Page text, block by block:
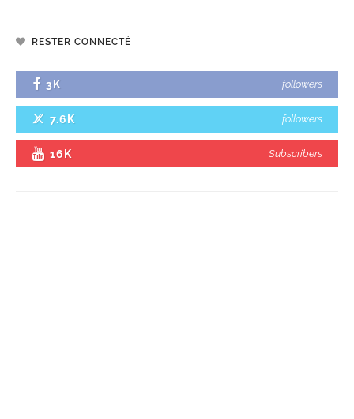
RESTER CONNECTÉ
3K followers
7.6K followers
16K Subscribers